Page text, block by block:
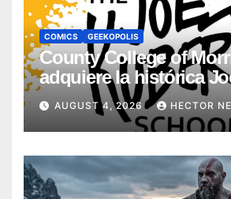
COMICS GEEKOPOLIS
County College of
adquiere la histórica
School
AUGUST 4, 2026 HECTOR